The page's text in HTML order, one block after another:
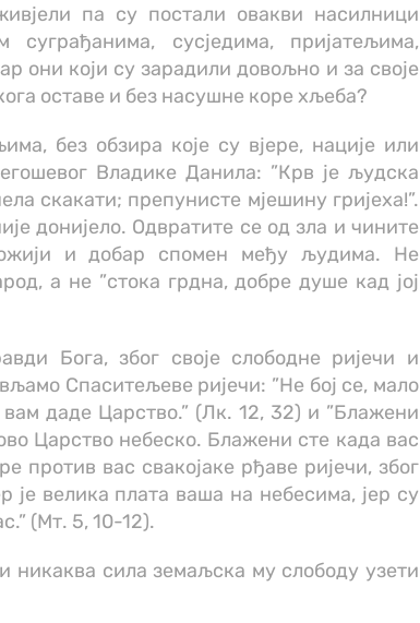
па су постали овакви насилници
сусједима, пријатељима,
они који су зарадили довољно и за своје
оставе и без насушне коре хљеба?
без обзира које су вјере, нације или
Владике Данила: ”Крв је људска
скакати; препунисте мјешину гријеха!”.
донијело. Одвратите се од зла и чините
и добар спомен међу људима. Не
а не ”стока грдна, добре душе кад јој
Бога, због своје слободне ријечи и
Спаситељеве ријечи: ”Не бој се, мало
даде Царство.” (Лк. 12, 32) и ”Блажени
Царство небеско. Блажени сте када вас
против вас свакојаке рђаве ријечи, због
је велика плата ваша на небесима, јер су
(Мт. 5, 10-12).
никаква сила земаљска му слободу узети